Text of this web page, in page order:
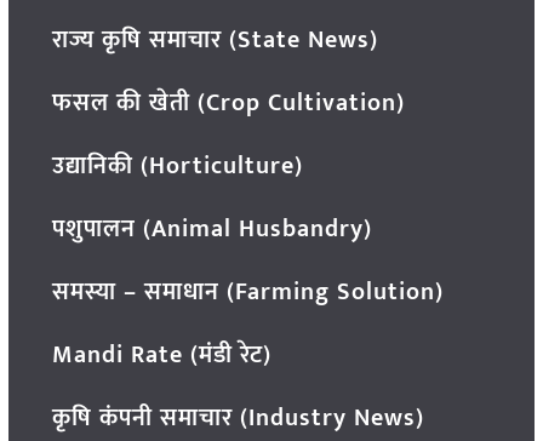
राज्य कृषि समाचार (State News)
फसल की खेती (Crop Cultivation)
उद्यानिकी (Horticulture)
पशुपालन (Animal Husbandry)
समस्या – समाधान (Farming Solution)
Mandi Rate (मंडी रेट)
कृषि कंपनी समाचार (Industry News)